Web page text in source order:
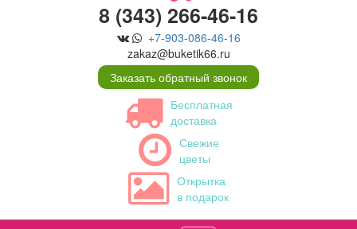
8 (343) 266-46-16
+7-903-086-46-16
zakaz@buketik66.ru
Заказать обратный звонок
Бесплатная
доставка
Свежие
цветы
Открытка
в подарок